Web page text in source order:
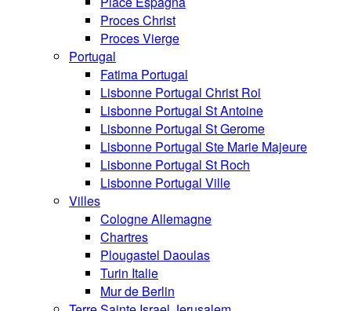
Proces Christ
Proces Vierge
Portugal
Fatima Portugal
Lisbonne Portugal Christ Roi
Lisbonne Portugal St Antoine
Lisbonne Portugal St Gerome
Lisbonne Portugal Ste Marie Majeure
Lisbonne Portugal St Roch
Lisbonne Portugal Ville
Villes
Cologne Allemagne
Chartres
Plougastel Daoulas
Turin Italie
Mur de Berlin